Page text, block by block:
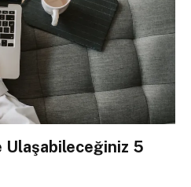
Ulaşabileceğiniz 5